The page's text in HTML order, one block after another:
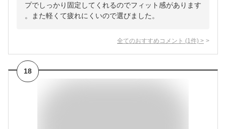
プでしっかり固定してくれるのでフィット感があります
。また軽くて疲れにくいので選びました。
全てのおすすめコメント (1 件) >
18